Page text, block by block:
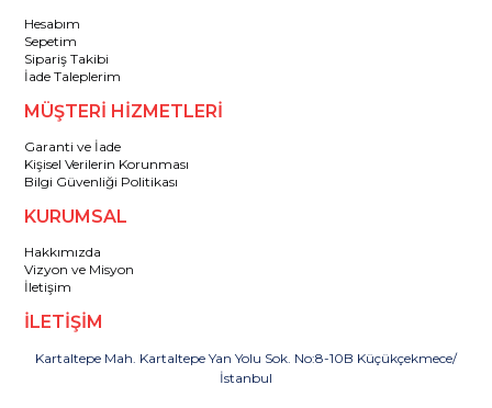
Hesabım
Sepetim
Sipariş Takibi
İade Taleplerim
MÜŞTERİ HİZMETLERİ
Garanti ve İade
Kişisel Verilerin Korunması
Bilgi Güvenliği Politikası
KURUMSAL
Hakkımızda
Vizyon ve Misyon
İletişim
İLETİŞİM
Kartaltepe Mah. Kartaltepe Yan Yolu Sok. No:8-10B Küçükçekmece/
İstanbul